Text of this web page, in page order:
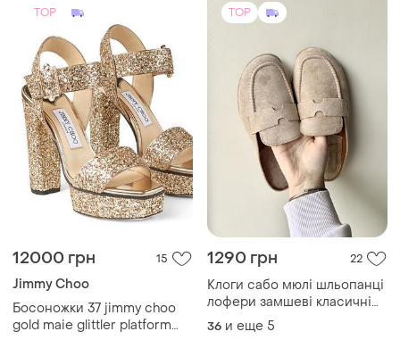
TOP
12000 грн 15
Jimmy Choo
Босоножки 37 jimmy choo
gold maie glittler platform
TOP
1290 грн 22
Клоги сабо мюлі шльопанці
лофери замшеві класичні
базові стильі бежеві нюдові
молочні світлі з відкритою
36 и еще 5